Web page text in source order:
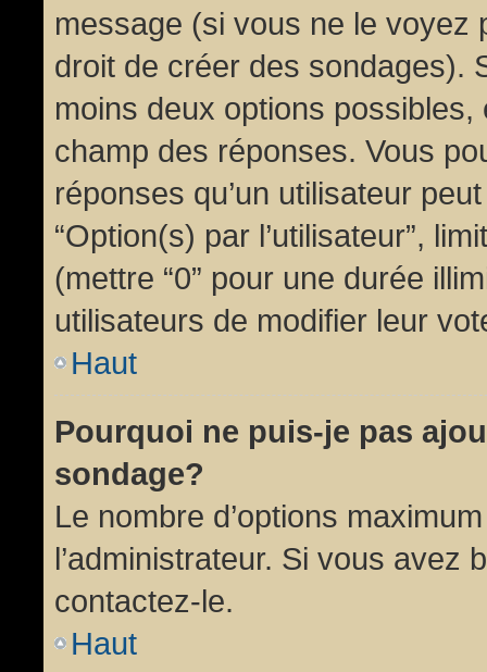
message (si vous ne le voyez
droit de créer des sondages).
moins deux options
champ des réponses. Vous
réponses qu’un utilisateur
“Option(s) par l’utilisateur”,
(mettre “0” pour une durée
utilisateurs de modifier leur
Haut
Pourquoi ne puis-je pas
sondage?
Le nombre d’options
l’administrateur. Si vous avez
contactez-le.
Haut